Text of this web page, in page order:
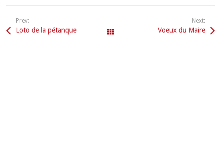
Prev:
Loto de la pétanque
Next:
Voeux du Maire